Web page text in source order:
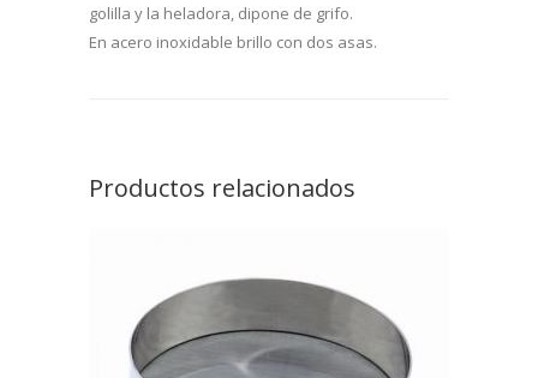
golilla y la heladora, dipone de grifo.
En acero inoxidable brillo con dos asas.
Productos relacionados